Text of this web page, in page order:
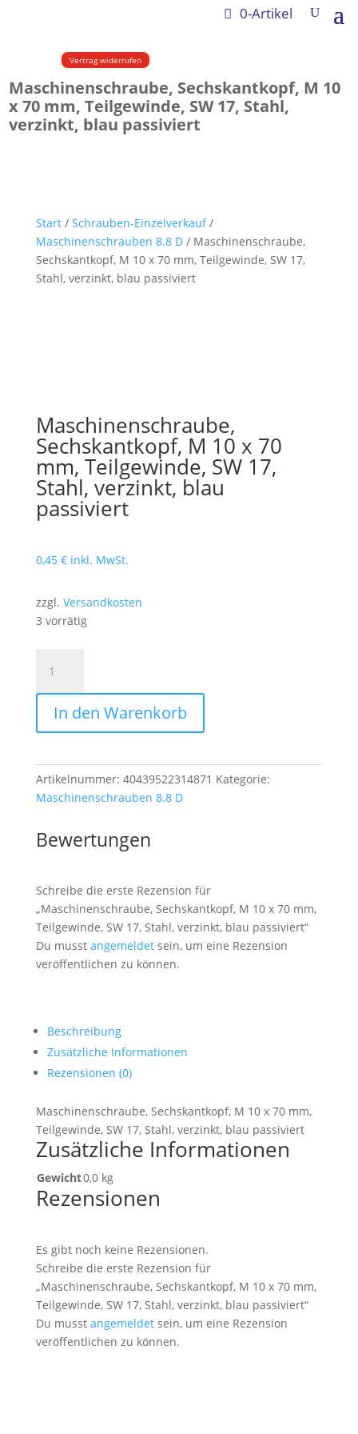
0-Artikel
Vertrag widerrufen
Maschinenschraube, Sechskantkopf, M 10
x 70 mm, Teilgewinde, SW 17, Stahl,
verzinkt, blau passiviert
Start/ Schrauben-Einzelverkauf/
Maschinenschrauben 8.8 D/ Maschinenschraube,
Sechskantkopf, M 10 x 70 mm, Teilgewinde, SW 17,
Stahl, verzinkt, blau passiviert
Maschinenschraube,
Sechskantkopf, M 10 x 70
mm, Teilgewinde, SW 17,
Stahl, verzinkt, blau
passiviert
0,45 € inkl. MwSt.
zzgl. Versandkosten
3 vorrätig
Sechskantkopf,
M
x
mm,
Teilgewinde,
SW
Stahl,
passiviert
Menge
In den Warenkorb
Artikelnummer: 40439522314871 Kategorie:
Maschinenschrauben 8.8 D
Bewertungen
Schreibe die erste Rezension für
„Maschinenschraube, Sechskantkopf, M 10 x 70 mm,
Teilgewinde, SW 17, Stahl, verzinkt, blau passiviert“
Du musst angemeldetsein, um eine Rezension
veröffentlichen zu können.
Beschreibung
Zusätzliche Informationen
Rezensionen (0)
Maschinenschraube, Sechskantkopf, M 10 x 70 mm,
Teilgewinde, SW 17, Stahl, verzinkt, blau passiviert
Zusätzliche Informationen
Gewicht0,0 kg
Rezensionen
Es gibt noch keine Rezensionen.
Schreibe die erste Rezension für
„Maschinenschraube, Sechskantkopf, M 10 x 70 mm,
Teilgewinde, SW 17, Stahl, verzinkt, blau passiviert“
Du musst angemeldetsein, um eine Rezension
veröffentlichen zu können.